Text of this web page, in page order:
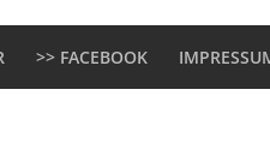
>> FACEBOOK